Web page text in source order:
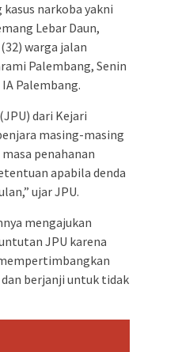
narkoba yakni
Lebar Daun,
warga jalan
Palembang‎, Senin
Palembang.
dari Kejari
masing-masing
penahanan
apabila denda
ujar JPU.
mengajukan
JPU karena
berjanji untuk tidak